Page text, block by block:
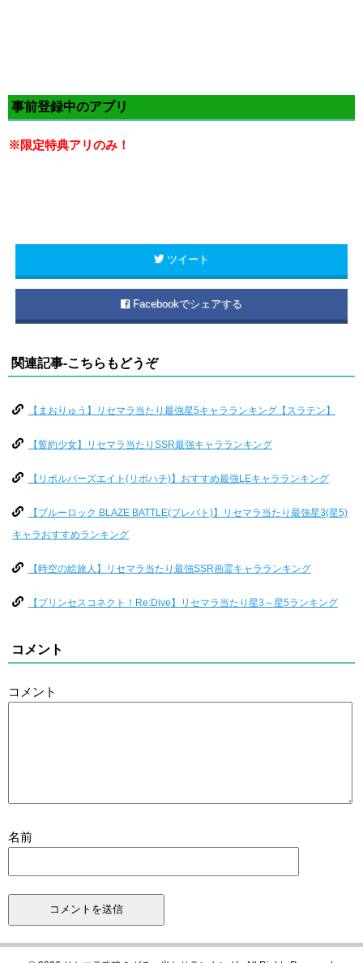
事前登録中のアプリ
※限定特典アリのみ！
ツイート
Facebookでシェアする
関連記事-こちらもどうぞ
【まおりゅう】リセマラ当たり最強星5キャラランキング【スラテン】
【誓約少女】リセマラ当たりSSR最強キャラランキング
【リボルバーズエイト(リボハチ)】おすすめ最強LEキャラランキング
【ブルーロック BLAZE BATTLE(ブレバト)】リセマラ当たり最強星3(星5)
キャラおすすめランキング
【時空の絵旅人】リセマラ当たり最強SSR画霊キャラランキング
【プリンセスコネクト！Re:Dive】リセマラ当たり星3～星5ランキング
コメント
コメント
名前